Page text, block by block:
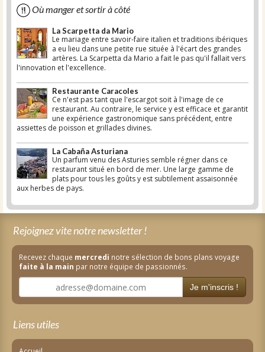
Où manger et sortir à côté
La Scarpetta da Mario
Le mariage entre savoir-faire italien et traditions ibériques
a eu lieu dans une petite rue située à l'écart des grandes
artères. La Scarpetta da Mario a fait le pas qu'il fallait vers
l'innovation et l'excellence.
Restaurante Caracoles
Ce n'est pas tant que l'escargot soit à l'image de ce
restaurant. Au contraire, le service y est efficace et garantit
une expérience gastronomique sans précédent, entre
assiettes de poisson et grillades divines.
La Cabaña Asturiana
Un parfum venu des Asturies semble régner dans ce
restaurant situé en bord de mer. Une large gamme de
plats pour tous les goûts y est subtilement assaisonnée
aux herbes de pays.
Rejoignez vite notre newsletter !
Recevez chaque mercredi notre sélection de bons plans voyage
faite à la main par notre équipe de passionnés.
Je m'inscris !
Liens utiles